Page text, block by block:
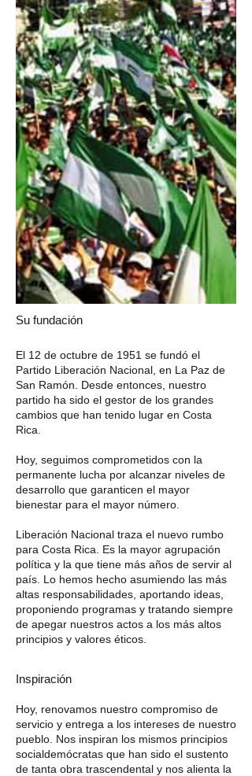
Su fundación
El 12 de octubre de 1951 se fundó el
Partido Liberación Nacional, en La Paz de
San Ramón. Desde entonces, nuestro
partido ha sido el gestor de los grandes
cambios que han tenido lugar en Costa
Rica.
Hoy, seguimos comprometidos con la
permanente lucha por alcanzar niveles de
desarrollo que garanticen el mayor
bienestar para el mayor número.
Liberación Nacional traza el nuevo rumbo
para Costa Rica. Es la mayor agrupación
política y la que tiene más años de servir al
país. Lo hemos hecho asumiendo las más
altas responsabilidades, aportando ideas,
proponiendo programas y tratando siempre
de apegar nuestros actos a los más altos
principios y valores éticos.
Inspiración
Hoy, renovamos nuestro compromiso de
servicio y entrega a los intereses de nuestro
pueblo. Nos inspiran los mismos principios
socialdemócratas que han sido el sustento
de tanta obra trascendental y nos alienta la